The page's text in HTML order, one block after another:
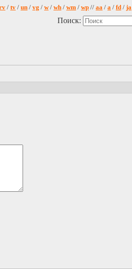
/ tv / un / vg / w/ wh / wm / wp // aa / a / fd / ja
Поиск: